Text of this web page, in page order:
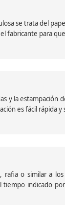
se trata del
fabricante para
y la estampación
es fácil rápida y
o similar a
indicado